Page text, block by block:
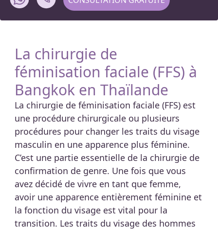
La chirurgie de
féminisation faciale (FFS) à
Bangkok en Thaïlande
La chirurgie de féminisation faciale (FFS) est
une procédure chirurgicale ou plusieurs
procédures pour changer les traits du visage
masculin en une apparence plus féminine.
C’est une partie essentielle de la chirurgie de
confirmation de genre. Une fois que vous
avez décidé de vivre en tant que femme,
avoir une apparence entièrement féminine et
la fonction du visage est vital pour la
transition. Les traits du visage des hommes